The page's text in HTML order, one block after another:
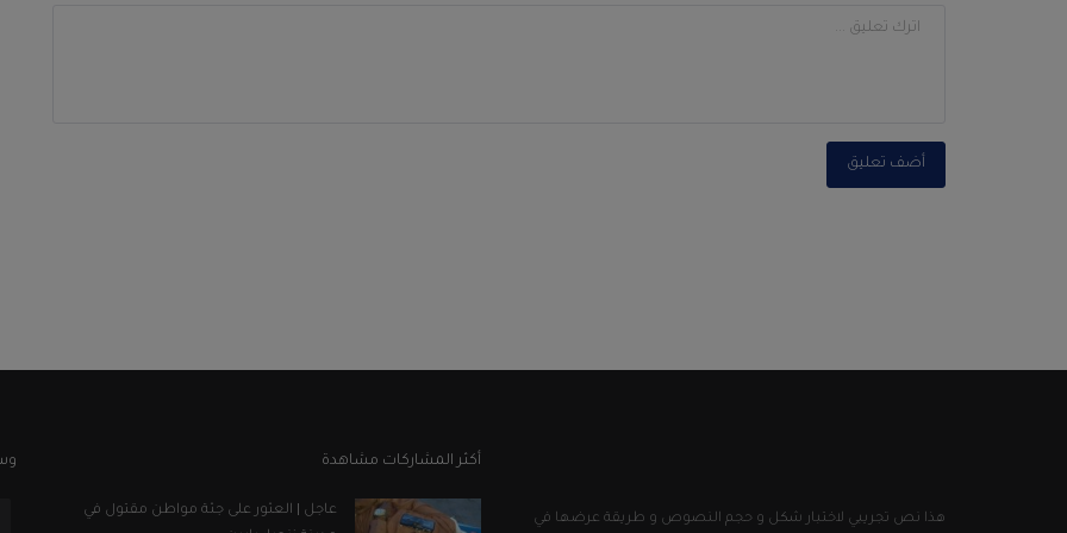
أضف تعليق
هذا نص تجريبي لاختبار شكل و حجم النصوص و طريقة عرضها في
أكثر المشاركات مشاهدة
عاجل | العثور على جثة مواطن مقتول في